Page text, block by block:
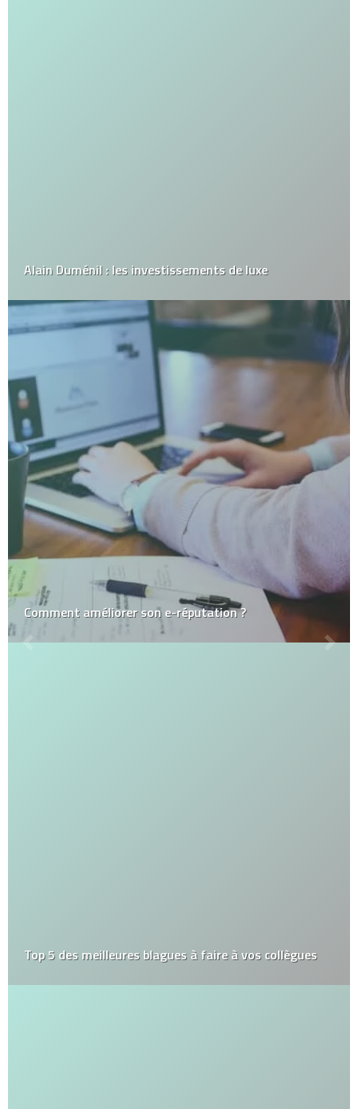
Alain Duménil : les investissements de luxe
Comment améliorer son e-réputation ?
Top 5 des meilleures blagues à faire à vos collègues